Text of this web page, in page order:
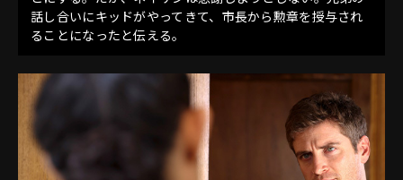
話し合いにキッドがやってきて、市長から勲章を授与され
ることになったと伝える。